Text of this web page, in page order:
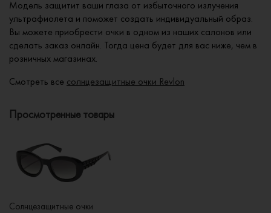
Модель защитит ваши глаза от избыточного излучения
ультрафиолета и поможет создать индивидуальный образ.
Вы можете приобрести очки в одном из наших салонов или
сделать заказ онлайн. Тогда цена будет для вас ниже, чем в
розничных магазинах.
Смотреть все солнцезащитные очки Revlon
Просмотренные товары
Солнцезащитные очки